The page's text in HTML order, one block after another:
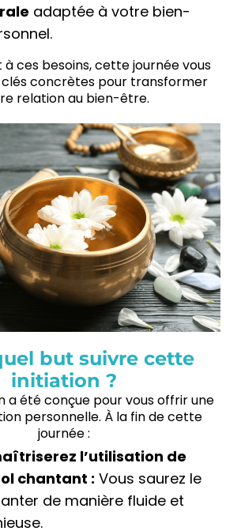
adaptée à votre bien-
ces besoins, cette journée vous
concrètes pour transformer
relation au bien-être.
but suivre cette
initiation ?
a été conçue pour vous offrir une
personnelle. À la fin de cette
journée :
l’utilisation de
chantant : Vous saurez le
de manière fluide et